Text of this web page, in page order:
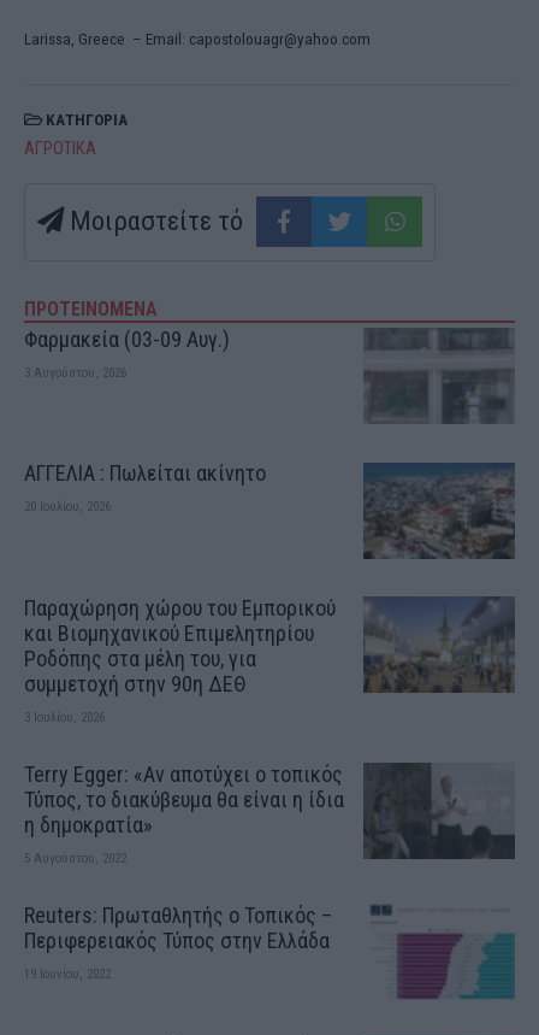
Larissa, Greece – Email: capostolouagr@yahoo.com
ΚΑΤΗΓΟΡΙΑ
ΑΓΡΟΤΙΚΑ
Μοιραστείτε τό
ΠΡΟΤΕΙΝΟΜΕΝΑ
Φαρμακεία (03-09 Αυγ.)
3 Αυγούστου, 2026
ΑΓΓΕΛΙΑ : Πωλείται ακίνητο
20 Ιουλίου, 2026
Παραχώρηση χώρου του Εμπορικού
και Βιομηχανικού Επιμελητηρίου
Ροδόπης στα μέλη του, για
συμμετοχή στην 90η ΔΕΘ
3 Ιουλίου, 2026
Terry Egger: «Αν αποτύχει ο τοπικός
Τύπος, το διακύβευμα θα είναι η ίδια
η δημοκρατία»
5 Αυγούστου, 2022
Reuters: Πρωταθλητής ο Τοπικός –
Περιφερειακός Τύπος στην Ελλάδα
19 Ιουνίου, 2022